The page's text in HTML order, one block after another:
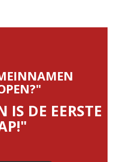
IS DE EERSTE